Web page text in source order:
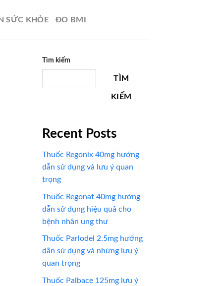
SỨC KHỎE ĐO BMI
Tìm kiếm
TÌM
KIẾM
Recent Posts
Thuốc Regonix 40mg hướng
dẫn sử dụng và lưu ý quan
trọng
Thuốc Regonat 40mg hướng
dẫn sử dụng hiệu quả cho
bệnh nhân ung thư
Thuốc Parlodel 2.5mg hướng
dẫn sử dụng và những lưu ý
quan trọng
Thuốc Palbace 125mg lưu ý